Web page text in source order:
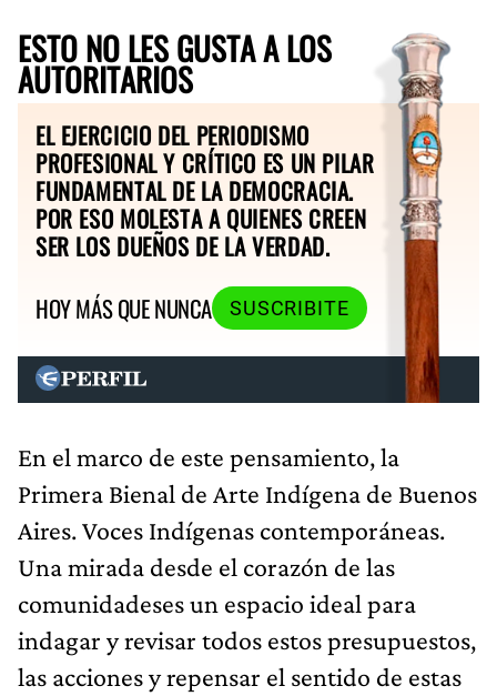
ESTO NO LES GUSTA A LOS
AUTORITARIOS
EL EJERCICIO DEL PERIODISMO
PROFESIONAL Y CRÍTICO ES UN PILAR
FUNDAMENTAL DE LA DEMOCRACIA.
POR ESO MOLESTA A QUIENES CREEN
SER LOS DUEÑOS DE LA VERDAD.
HOY MÁS QUE NUNCA
SUSCRIBITE
En el marco de este pensamiento, la
Primera Bienal de Arte Indígena de Buenos
Aires. Voces Indígenas contemporáneas.
Una mirada desde el corazón de las
comunidadeses un espacio ideal para
indagar y revisar todos estos presupuestos,
las acciones y repensar el sentido de estas